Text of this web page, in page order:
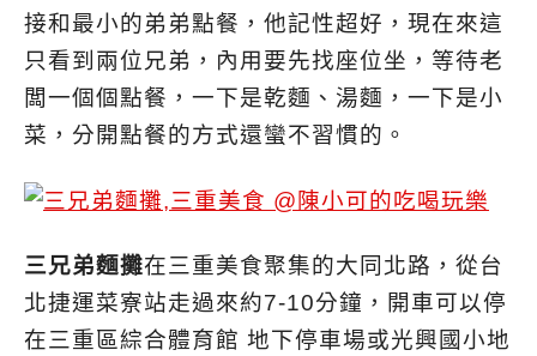
接和最小的弟弟點餐，他記性超好，現在來這
只看到兩位兄弟，內用要先找座位坐，等待老
闆一個個點餐，一下是乾麵、湯麵，一下是小
菜，分開點餐的方式還蠻不習慣的。
三兄弟麵攤在三重美食聚集的大同北路，從台
北捷運菜寮站走過來約7-10分鐘，開車可以停
在三重區綜合體育館 地下停車場或光興國小地